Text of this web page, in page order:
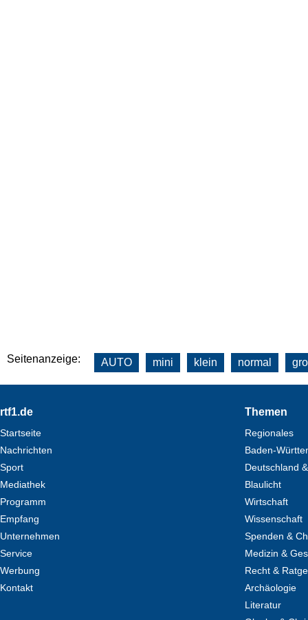
Seitenanzeige: AUTO mini klein normal
Footer
rtf1.de
Startseite
Nachrichten
Sport
Mediathek
Programm
Empfang
Unternehmen
Service
Werbung
Kontakt
Themen
Regionales
Baden-
Deutschland
Blaulicht
Wirtschaft
Wissenschaft
Spenden &
Medizin &
Recht &
Archäologie
Literatur